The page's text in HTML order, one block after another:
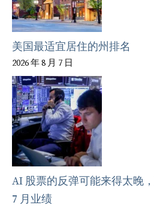
美国最适宜居住的州排名
2026 年 8 月 7 日
AI 股票的反弹可能来得太晚
7 月业绩